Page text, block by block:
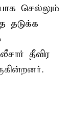
செல்லும்
தடுக்க
தீவிர